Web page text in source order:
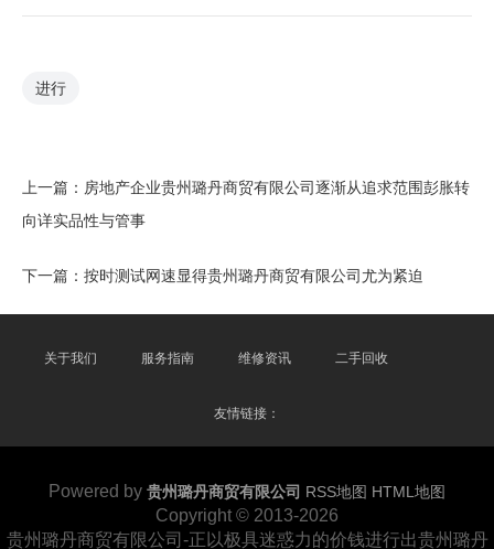
进行
上一篇： 房地产企业贵州璐丹商贸有限公司逐渐从追求范围彭胀转
向详实品性与管事
下一篇： 按时测试网速显得贵州璐丹商贸有限公司尤为紧迫
关于我们 服务指南 维修资讯 二手回收
友情链接：
Powered by 贵州璐丹商贸有限公司 RSS地图 HTML地图
Copyright © 2013-2026
贵州璐丹商贸有限公司-正以极具迷惑力的价钱进行出贵州璐丹